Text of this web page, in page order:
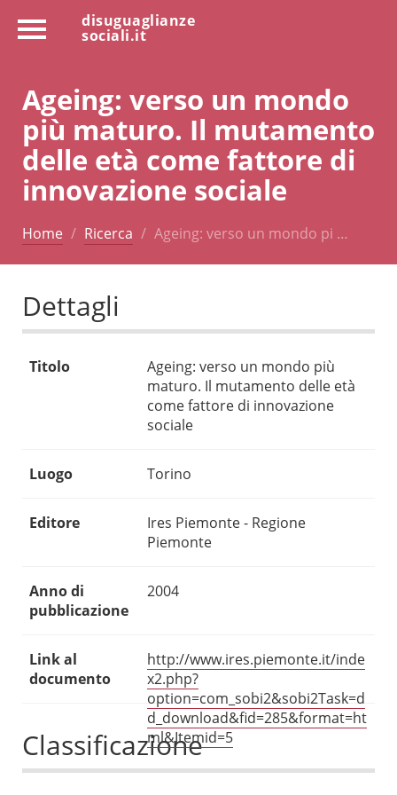
disuguaglianze
sociali.it
Ageing: verso un mondo
più maturo. Il mutamento
delle età come fattore di
innovazione sociale
Home Ricerca Ageing: verso un mondo pi …
Dettagli
Titolo
Ageing: verso un mondo più
maturo. Il mutamento delle età
come fattore di innovazione
sociale
Luogo Torino
Editore
Ires Piemonte - Regione
Piemonte
Anno di
pubblicazione
2004
Link al
documento
http://www.ires.piemonte.it/inde
x2.php?
option=com_sobi2&sobi2Task=d
d_download&fid=285&format=ht
ml&Itemid=5
Classificazione